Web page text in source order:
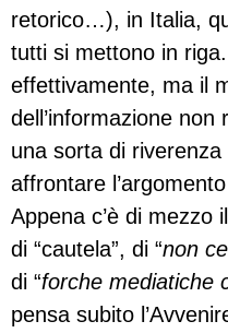
retorico…), in Italia,
tutti si mettono in
effettivamente, ma il
dell’informazione
una sorta di
affrontare
Appena c’è di mezzo
di “cautela”, di “non
di “forche mediatiche
pensa subito